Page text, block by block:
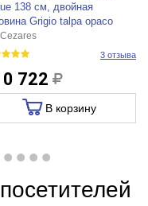
138 см, двойная
Grigio talpa opaco
Cezares
3 отзыва
722
В корзину